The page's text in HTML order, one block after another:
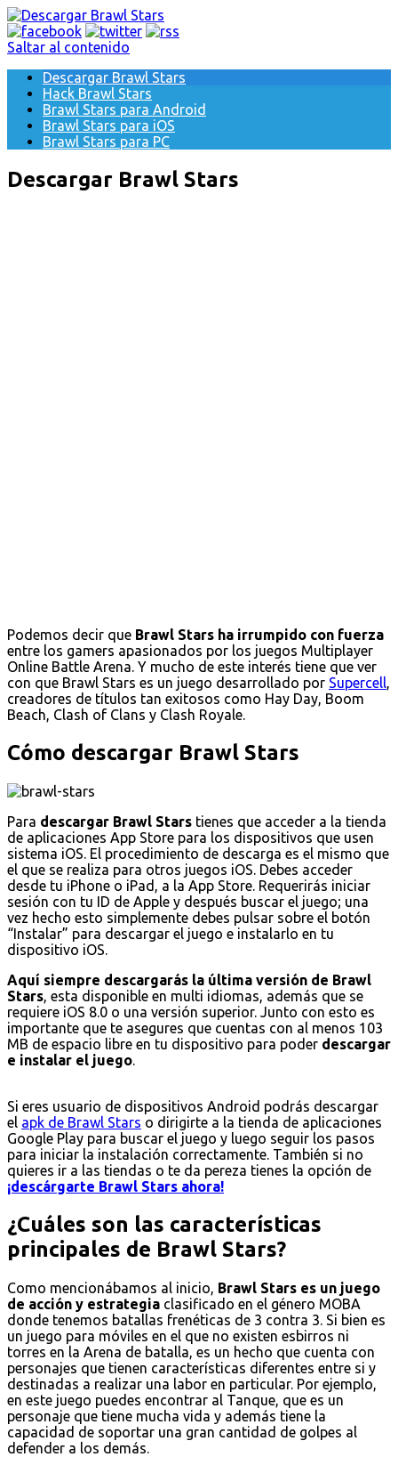
Saltar al contenido
Descargar Brawl Stars
Hack Brawl Stars
Brawl Stars para Android
Brawl Stars para iOS
Brawl Stars para PC
Descargar Brawl Stars
Podemos decir que Brawl Stars ha irrumpido con fuerza
entre los gamers apasionados por los juegos Multiplayer
Online Battle Arena. Y mucho de este interés tiene que ver
con que Brawl Stars es un juego desarrollado por Supercell,
creadores de títulos tan exitosos como Hay Day, Boom
Beach, Clash of Clans y Clash Royale.
Cómo descargar Brawl Stars
Para descargar Brawl Stars tienes que acceder a la tienda
de aplicaciones App Store para los dispositivos que usen
sistema iOS. El procedimiento de descarga es el mismo que
el que se realiza para otros juegos iOS. Debes acceder
desde tu iPhone o iPad, a la App Store. Requerirás iniciar
sesión con tu ID de Apple y después buscar el juego; una
vez hecho esto simplemente debes pulsar sobre el botón
“Instalar” para descargar el juego e instalarlo en tu
dispositivo iOS.
Aquí siempre descargarás la última versión de Brawl
Stars, esta disponible en multi idiomas, además que se
requiere iOS 8.0 o una versión superior. Junto con esto es
importante que te asegures que cuentas con al menos 103
MB de espacio libre en tu dispositivo para poder descargar
e instalar el juego.
Si eres usuario de dispositivos Android podrás descargar
el apk de Brawl Stars o dirigirte a la tienda de aplicaciones
Google Play para buscar el juego y luego seguir los pasos
para iniciar la instalación correctamente. También si no
quieres ir a las tiendas o te da pereza tienes la opción de
¡descárgarte Brawl Stars ahora!
¿Cuáles son las características
principales de Brawl Stars?
Como mencionábamos al inicio, Brawl Stars es un juego
de acción y estrategia clasificado en el género MOBA
donde tenemos batallas frenéticas de 3 contra 3. Si bien es
un juego para móviles en el que no existen esbirros ni
torres en la Arena de batalla, es un hecho que cuenta con
personajes que tienen características diferentes entre si y
destinadas a realizar una labor en particular. Por ejemplo,
en este juego puedes encontrar al Tanque, que es un
personaje que tiene mucha vida y además tiene la
capacidad de soportar una gran cantidad de golpes al
defender a los demás.